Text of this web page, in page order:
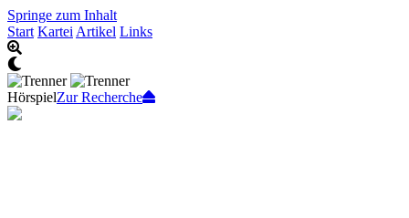
Springe zum Inhalt
Start Kartei Artikel Links
HörspielZur Recherche